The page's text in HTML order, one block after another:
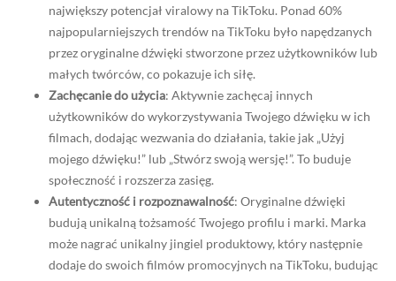
największy potencjał viralowy na TikToku. Ponad 60%
najpopularniejszych trendów na TikToku było napędzanych
przez oryginalne dźwięki stworzone przez użytkowników lub
małych twórców, co pokazuje ich siłę.
Zachęcanie do użycia: Aktywnie zachęcaj innych
użytkowników do wykorzystywania Twojego dźwięku w ich
filmach, dodając wezwania do działania, takie jak „Użyj
mojego dźwięku!” lub „Stwórz swoją wersję!”. To buduje
społeczność i rozszerza zasięg.
Autentyczność i rozpoznawalność: Oryginalne dźwięki
budują unikalną tożsamość Twojego profilu i marki. Marka
może nagrać unikalny jingiel produktowy, który następnie
dodaje do swoich filmów promocyjnych na TikToku, budując